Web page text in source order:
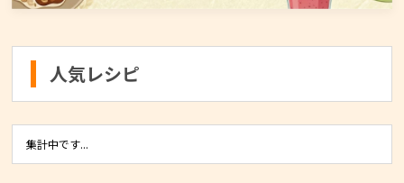
人気レシピ
集計中です...